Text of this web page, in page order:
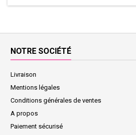
NOTRE SOCIÉTÉ
Livraison
Mentions légales
Conditions générales de ventes
A propos
Paiement sécurisé